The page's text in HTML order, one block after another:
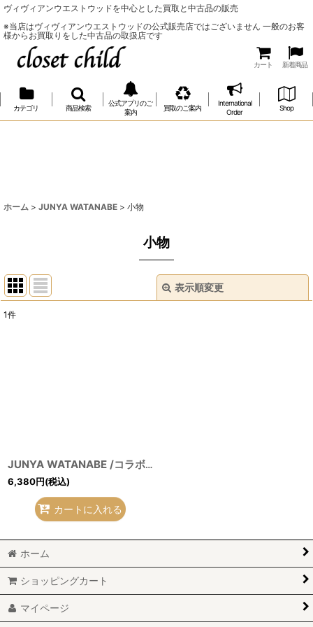
ヴィヴィアンウエストウッドを中心とした買取と中古品の販売
※当店はヴィヴィアンウエストウッドの公式販売店ではございません 一般のお客
様からお買取りをした中古品の取扱店です
カート 新着商品
カテゴリ 商品検索
公式アプリのご
案内
買取のご案内
International
Order
Shop
ホーム > JUNYA WATANABE > 小物
小物
表示順変更
1件
JUNYA WATANABE /コラボスニーカー T-21-02-19-018-JY-gd-OD-ZH
6,380円(税込)
カートに入れる
ホーム
ショッピングカート
マイページ